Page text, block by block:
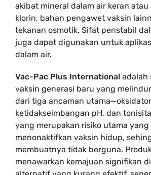
akibat mineral dalam air keran atau
klorin, bahan pengawet vaksin
tekanan osmotik. Sifat penstabil
juga dapat digunakan untuk
dalam air.
Vac-Pac Plus Internationaladalah
vaksin generasi baru yang
dari tiga ancaman
ketidakseimbangan pH, dan
yang merupakan risiko utama
menonaktifkan vaksin hidup,
membuatnya tidak berguna.
menawarkan kemajuan signifikan